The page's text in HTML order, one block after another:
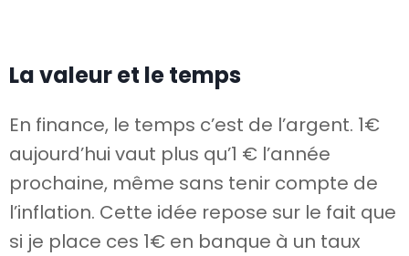
La valeur et le temps
En finance, le temps c’est de l’argent. 1€
aujourd’hui vaut plus qu’1 € l’année
prochaine, même sans tenir compte de
l’inflation. Cette idée repose sur le fait que
si je place ces 1€ en banque à un taux